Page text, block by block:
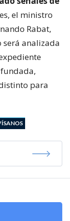
el ministro
Rabat,
analizada
para